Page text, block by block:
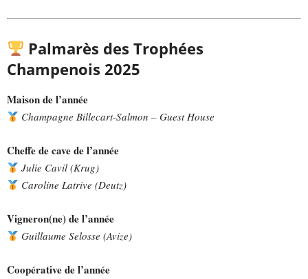
Palmarès des Trophées
Champenois 2025
Maison de l’année
Champagne Billecart-Salmon – Guest House
Cheffe de cave de l’année
Julie Cavil (Krug)
Caroline Latrive (Deutz)
Vigneron(ne) de l’année
Guillaume Selosse (Avize)
Coopérative de l’année